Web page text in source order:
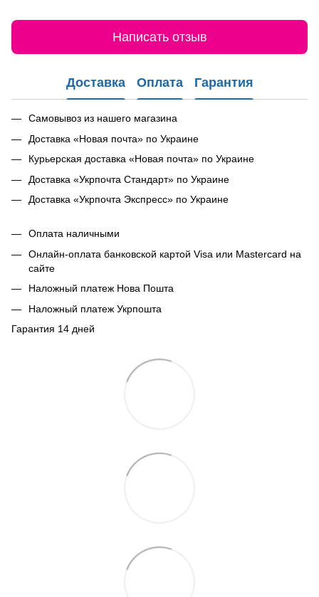
Написать отзыв
Доставка Оплата Гарантия
Самовывоз из нашего магазина
Доставка «Новая почта» по Украине
Курьерская доставка «Новая почта» по Украине
Доставка «Укрпочта Стандарт» по Украине
Доставка «Укрпочта Экспресс» по Украине
Оплата наличными
Онлайн-оплата банковской картой Visa или Mastercard на
сайте
Наложный платеж Нова Пошта
Наложный платеж Укрпошта
Гарантия 14 дней